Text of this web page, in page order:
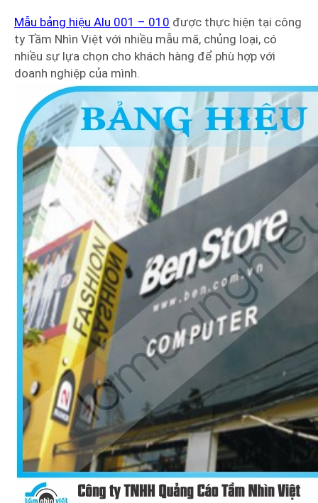
Mẫu bảng hiệu Alu 001 – 010 được thực hiện tại công
ty Tầm Nhìn Việt với nhiều mẫu mã, chủng loại, có
nhiều sự lựa chọn cho khách hàng để phù hợp với
doanh nghiệp của mình.